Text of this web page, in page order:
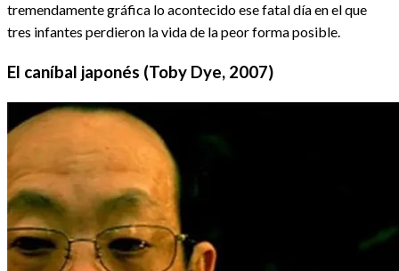
tremendamente gráfica lo acontecido ese fatal día en el que
tres infantes perdieron la vida de la peor forma posible.
El caníbal japonés (Toby Dye, 2007)